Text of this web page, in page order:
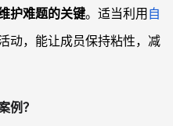
护难题的关键。适当利用 自
动，能让成员保持粘性，减
例？